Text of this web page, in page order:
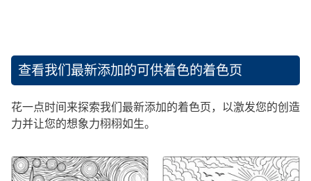
查看我们最新添加的可供着色的着色页
花一点时间来探索我们最新添加的着色页，以激发您的创造
力并让您的想象力栩栩如生。